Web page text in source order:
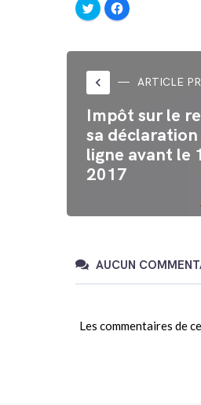
Cliquez
pour
partager
dans
nouvelle
fenêtre)
Cliquez
pour
partager
dans
fenêtre)
keyboard_arrow_left ARTICLE
Impôt sur le
sa
ligne avant le
2017
AUCUN
Les commentaires de